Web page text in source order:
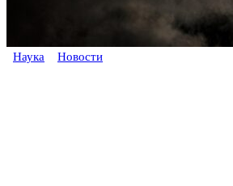
Наука Новости